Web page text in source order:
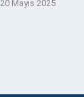
20 Mayıs 2025